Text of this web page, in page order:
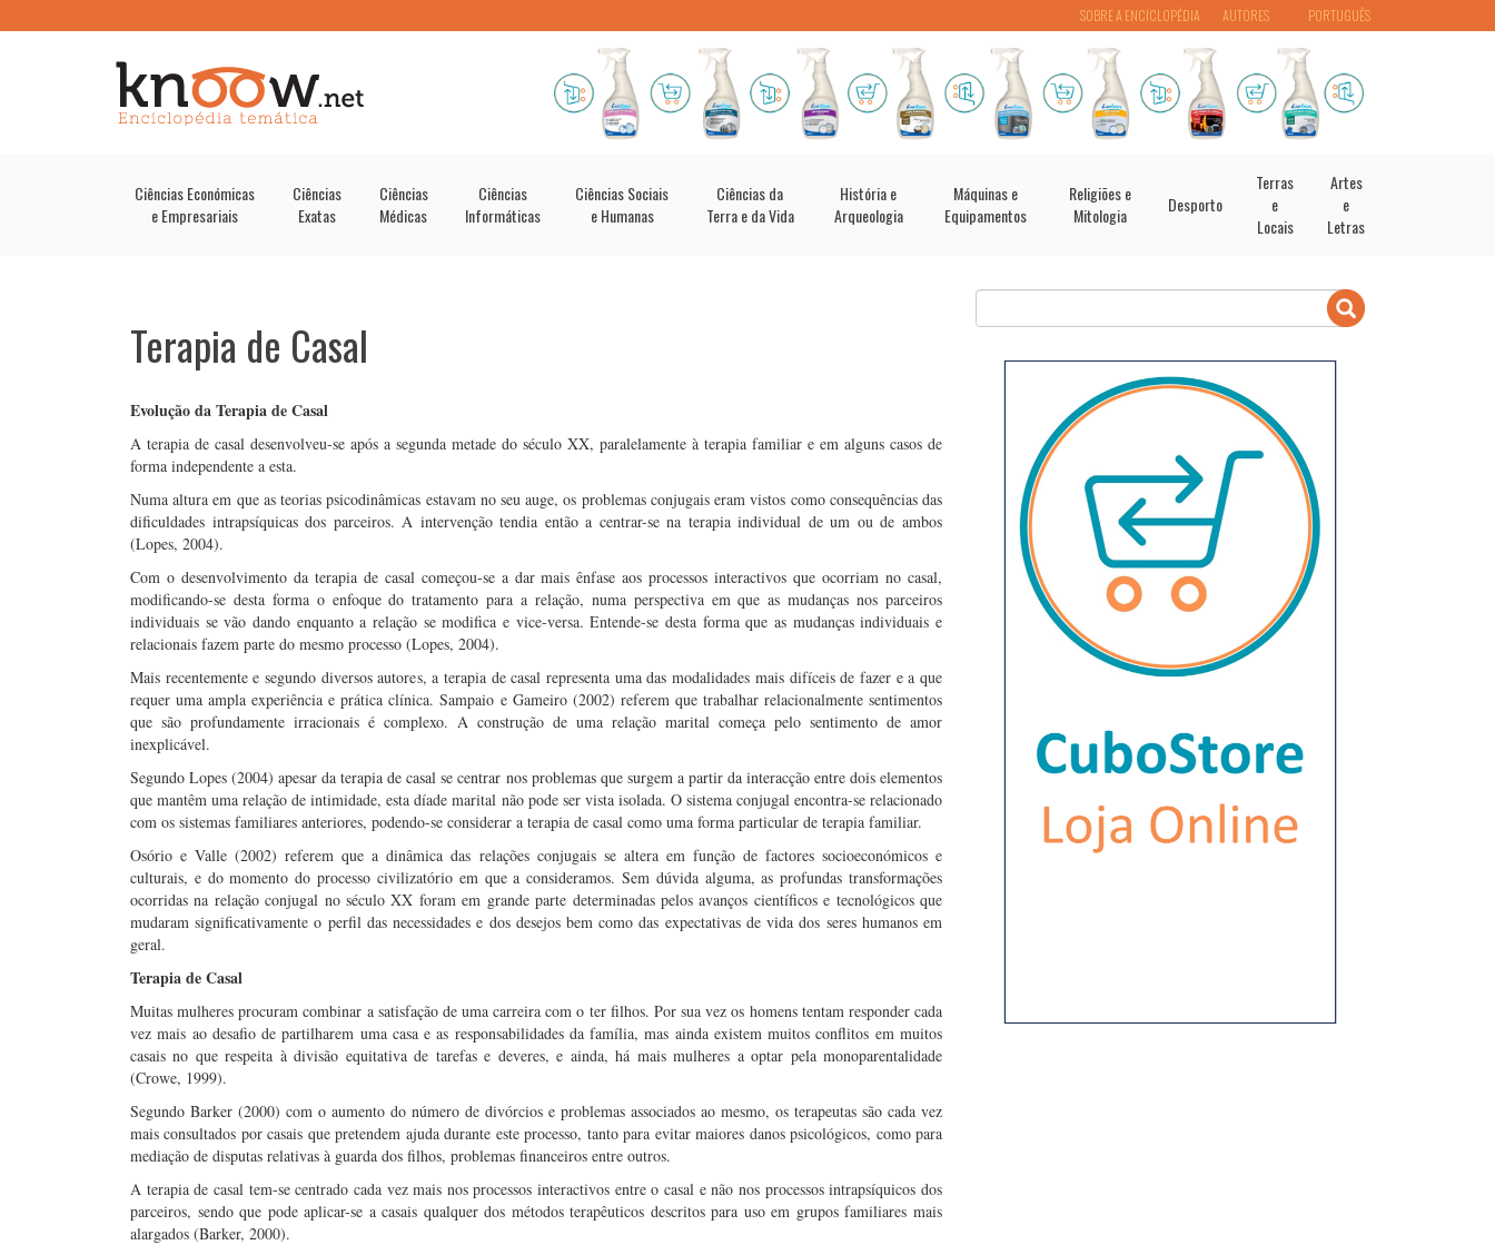
PORTUGUÊS
SOBRE A ENCICLOPÉDIA AUTORES
Ciências Económicas
e Empresariais
Ciências
Exatas
Ciências
Médicas
Ciências
Informáticas
Ciências Sociais
e Humanas
Ciências da
Terra e da Vida
História e
Arqueologia
Máquinas e
Equipamentos
Religiões e
Mitologia
Desporto
Terras
e
Locais
Artes
e
Letras
Terapia de Casal
Evolução da Terapia de Casal
A terapia de casal desenvolveu-se após a segunda metade do século XX, paralelamente à terapia familiar e em alguns casos de
forma independente a esta.
Numa altura em que as teorias psicodinâmicas estavam no seu auge, os problemas conjugais eram vistos como consequências das
dificuldades intrapsíquicas dos parceiros. A intervenção tendia então a centrar-se na terapia individual de um ou de ambos
(Lopes, 2004).
Com o desenvolvimento da terapia de casal começou-se a dar mais ênfase aos processos interactivos que ocorriam no casal,
modificando-se desta forma o enfoque do tratamento para a relação, numa perspectiva em que as mudanças nos parceiros
individuais se vão dando enquanto a relação se modifica e vice-versa. Entende-se desta forma que as mudanças individuais e
relacionais fazem parte do mesmo processo (Lopes, 2004).
Mais recentemente e segundo diversos autores, a terapia de casal representa uma das modalidades mais difíceis de fazer e a que
requer uma ampla experiência e prática clínica. Sampaio e Gameiro (2002) referem que trabalhar relacionalmente sentimentos
que são profundamente irracionais é complexo. A construção de uma relação marital começa pelo sentimento de amor
inexplicável.
Segundo Lopes (2004) apesar da terapia de casal se centrar nos problemas que surgem a partir da interacção entre dois elementos
que mantêm uma relação de intimidade, esta díade marital não pode ser vista isolada. O sistema conjugal encontra-se relacionado
com os sistemas familiares anteriores, podendo-se considerar a terapia de casal como uma forma particular de terapia familiar.
Osório e Valle (2002) referem que a dinâmica das relações conjugais se altera em função de factores socioeconómicos e
culturais, e do momento do processo civilizatório em que a consideramos. Sem dúvida alguma, as profundas transformações
ocorridas na relação conjugal no século XX foram em grande parte determinadas pelos avanços científicos e tecnológicos que
mudaram significativamente o perfil das necessidades e dos desejos bem como das expectativas de vida dos seres humanos em
geral.
Terapia de Casal
Muitas mulheres procuram combinar a satisfação de uma carreira com o ter filhos. Por sua vez os homens tentam responder cada
vez mais ao desafio de partilharem uma casa e as responsabilidades da família, mas ainda existem muitos conflitos em muitos
casais no que respeita à divisão equitativa de tarefas e deveres, e ainda, há mais mulheres a optar pela monoparentalidade
(Crowe, 1999).
Segundo Barker (2000) com o aumento do número de divórcios e problemas associados ao mesmo, os terapeutas são cada vez
mais consultados por casais que pretendem ajuda durante este processo, tanto para evitar maiores danos psicológicos, como para
mediação de disputas relativas à guarda dos filhos, problemas financeiros entre outros.
A terapia de casal tem-se centrado cada vez mais nos processos interactivos entre o casal e não nos processos intrapsíquicos dos
parceiros, sendo que pode aplicar-se a casais qualquer dos métodos terapêuticos descritos para uso em grupos familiares mais
alargados (Barker, 2000).